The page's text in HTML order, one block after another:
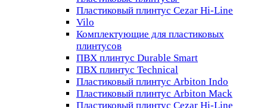
Пластиковый плинтус Cezar Hi-Line
Vilo
Комплектующие для пластиковых
плинтусов
ПВХ плинтус Durable Smart
ПВХ плинтус Technical
Пластиковый плинтус Arbiton Indo
Пластиковый плинтус Arbiton Mack
Пластиковый плинтус Cezar Hi-Line